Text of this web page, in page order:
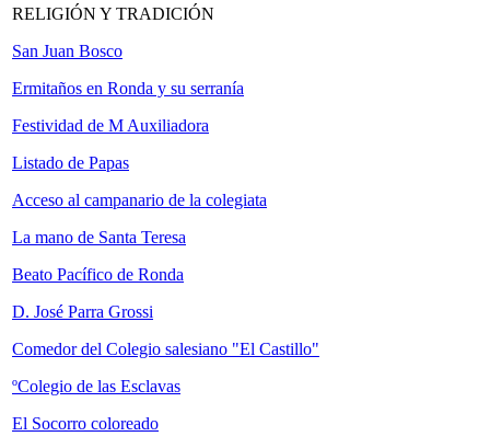
RELIGIÓN Y TRADICIÓN
San Juan Bosco
Ermitaños en Ronda y su serranía
Festividad de M Auxiliadora
Listado de Papas
Acceso al campanario de la colegiata
La mano de Santa Teresa
Beato Pacífico de Ronda
D. José Parra Grossi
Comedor del Colegio salesiano "El Castillo"
ºColegio de las Esclavas
El Socorro coloreado